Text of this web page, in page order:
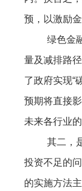
预，以激励
绿色金
量及减排路
了政府实现“
预期将直接
未来各行业
其二，
投资不足的
的实施方法